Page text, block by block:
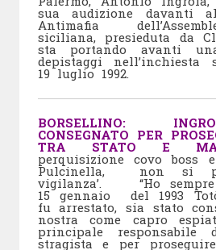
sua audizione davanti
Antimafia
siciliana, presieduta da
sta portando avanti
depistaggi
19 luglio 1992.
BORSELLINO:
CONSEGNATO PER
TRA STATO E
perquisizione covo boss
Pulcinella, non si
vigilanza’. “Ho
15 gennaio del 1993
fu arrestato, sia stato
nostra come capro
principale
stragista e per